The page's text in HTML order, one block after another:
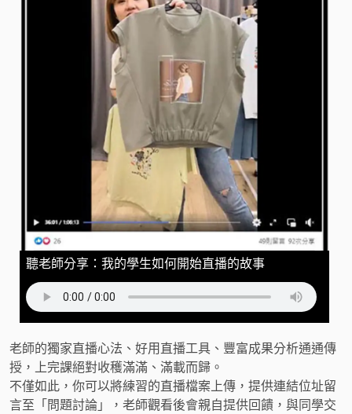
聽老師分享：我的學生如何開始直播的故事
老師的獨家直播心法、好用直播工具、豐富成果分析通通傳
授，上完課絕對收穫滿滿、滿載而歸。
不僅如此，你可以將練習的直播檔案上傳，提供連結位址留
言至「問題討論」，老師觀看後會親自提供回饋，與同學交